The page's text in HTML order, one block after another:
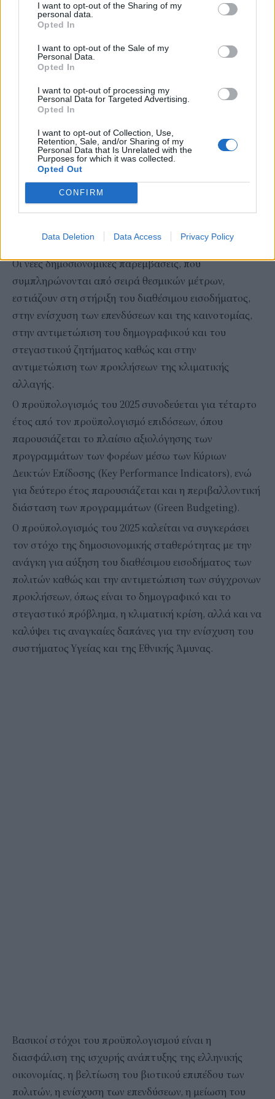
I want to opt-out of the Sharing of my
personal data.
Opted In
I want to opt-out of the Sale of my
Personal Data.
Opted In
I want to opt-out of processing my
Personal Data for Targeted Advertising.
Opted In
I want to opt-out of Collection, Use,
Retention, Sale, and/or Sharing of my
Personal Data that Is Unrelated with the
Purposes for which it was collected.
Opted Out
CONFIRM
Data Deletion Data Access Privacy Policy
δημοσιονομικών παρεμβάσεων, το οποίο βελτιώνει το
κοινωνικές ανισότητες.
Οι παρεμβάσεις είναι εντός των δημοσιονομικών
στόχων που τίθενται στο Μεσοπρόθεσμο
Δημοσιονομικό - Διαρθρωτικό Σχέδιο 2025 - 2028,
πρωτογενών δαπανών κατά 3,6% το 2025 σε σχέση με
το 2024, ενώ ο σχετικός στόχος ανέρχεται σε αύξηση
δαπανών έως 3,7%. Σε αυτό το πλαίσιο το πρωτογενές
αποτέλεσμα της Γενικής Κυβέρνησης αναμένεται να
Οι νέες δημοσιονομικές παρεμβάσεις, που
συμπληρώνονται από σειρά θεσμικών μέτρων,
εστιάζουν στη στήριξη του διαθέσιμου εισοδήματος,
στην ενίσχυση των επενδύσεων και της καινοτομίας,
στην αντιμετώπιση του δημογραφικού και του
στεγαστικού ζητήματος καθώς και στην
αντιμετώπιση των προκλήσεων της κλιματικής
αλλαγής.
Ο προϋπολογισμός του 2025 συνοδεύεται για τέταρτο
έτος από τον προϋπολογισμό επιδόσεων, όπου
παρουσιάζεται το πλαίσιο αξιολόγησης των
προγραμμάτων των φορέων μέσω των Κύριων
Δεικτών Επίδοσης (Key Performance Indicators), ενώ
για δεύτερο έτος παρουσιάζεται και η περιβαλλοντική
διάσταση των προγραμμάτων (Green Budgeting).
Ο προϋπολογισμός του 2025 καλείται να συγκεράσει
τον στόχο της δημοσιονομικής σταθερότητας με την
ανάγκη για αύξηση του διαθέσιμου εισοδήματος των
πολιτών καθώς και την αντιμετώπιση των σύγχρονων
προκλήσεων, όπως είναι το δημογραφικό και το
στεγαστικό πρόβλημα, η κλιματική κρίση, αλλά και να
καλύψει τις αναγκαίες δαπάνες για την ενίσχυση του
συστήματος Υγείας και της Εθνικής Άμυνας.
Βασικοί στόχοι του προϋπολογισμού είναι η
διασφάλιση της ισχυρής ανάπτυξης της ελληνικής
οικονομίας, η βελτίωση του βιοτικού επιπέδου των
πολιτών, η ενίσχυση των επενδύσεων, η μείωση του